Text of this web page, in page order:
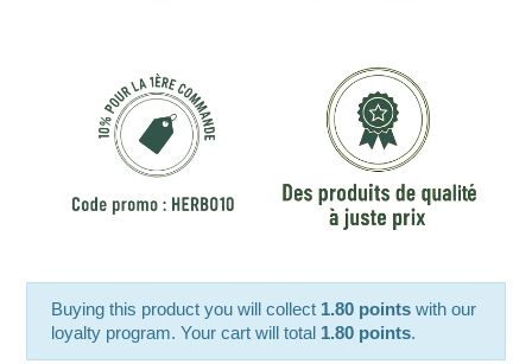
Buying this product you will collect 1.80 points with our
loyalty program. Your cart will total 1.80 points.